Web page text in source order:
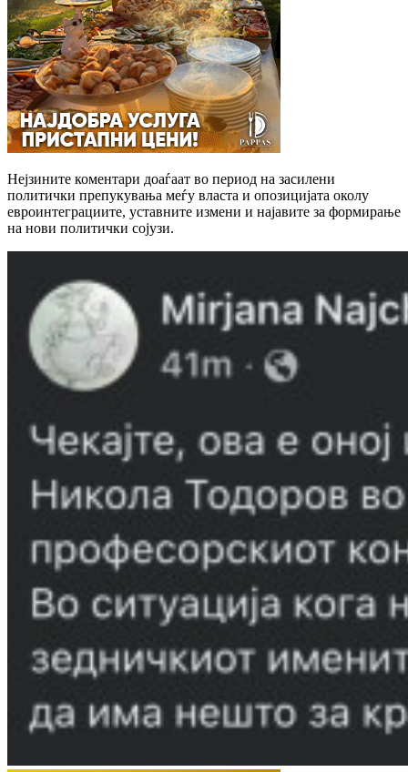
Нејзините коментари доаѓаат во период на засилени
политички препукувања меѓу власта и опозицијата околу
евроинтеграциите, уставните измени и најавите за формирање
на нови политички сојузи.